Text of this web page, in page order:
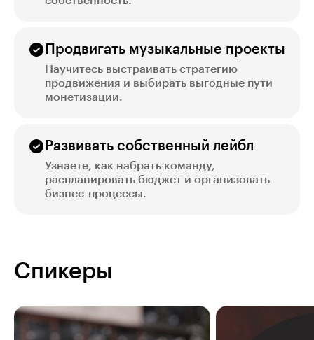
Продвигать музыкальные проекты
Научитесь выстраивать стратегию
продвижения и выбирать выгодные пути
монетизации.
Развивать собственный лейбл
Узнаете, как набрать команду,
распланировать бюджет и организовать
бизнес-процессы.
Спикеры